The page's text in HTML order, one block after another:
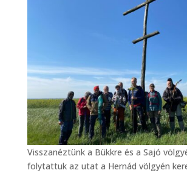
Visszanéztünk a Bükkre és a Sajó
folytattuk az utat a Hernád völgyén